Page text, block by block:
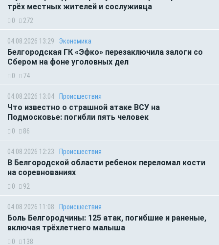
трёх местных жителей и сослуживца
0 272
04.08.2026 13:29 Экономика
Белгородская ГК «Эфко» перезаключила залоги со
Сбером на фоне уголовных дел
0 74
04.08.2026 13:04 Происшествия
Что известно о страшной атаке ВСУ на
Подмосковье: погибли пять человек
0 86
04.08.2026 12:23 Происшествия
В Белгородской области ребенок переломал кости
на соревнованиях
0 92
04.08.2026 11:08 Происшествия
Боль Белгородчины: 125 атак, погибшие и раненые,
включая трёхлетнего малыша
0 138